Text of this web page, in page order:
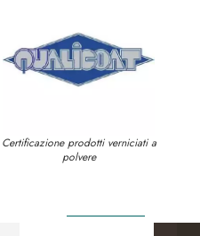
Certificazione prodotti verniciati a
polvere